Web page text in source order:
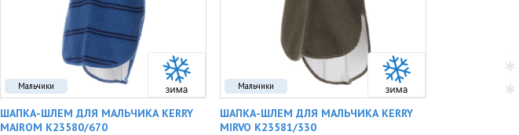
Мальчики
ШАПКА-ШЛЕМ ДЛЯ МАЛЬЧИКА KERRY
MAIROM K23580/670
Мальчики
ШАПКА-ШЛЕМ ДЛЯ МАЛЬЧИКА KERRY
MIRVO K23581/330